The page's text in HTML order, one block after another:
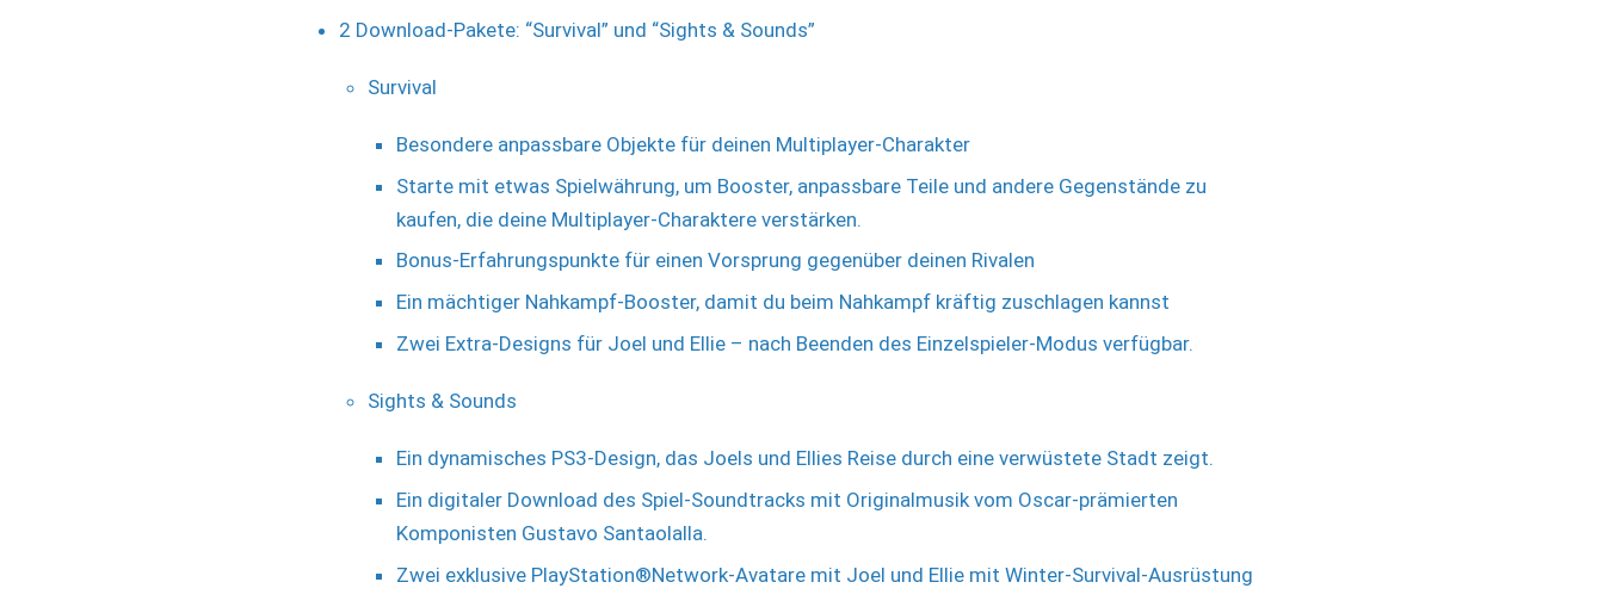
2 Download-Pakete: “Survival” und “Sights & Sounds”
Survival
Besondere anpassbare Objekte für deinen Multiplayer-Charakter
Starte mit etwas Spielwährung, um Booster, anpassbare Teile und andere Gegenstände zu
kaufen, die deine Multiplayer-Charaktere verstärken.
Bonus-Erfahrungspunkte für einen Vorsprung gegenüber deinen Rivalen
Ein mächtiger Nahkampf-Booster, damit du beim Nahkampf kräftig zuschlagen kannst
Zwei Extra-Designs für Joel und Ellie – nach Beenden des Einzelspieler-Modus verfügbar.
Sights & Sounds
Ein dynamisches PS3-Design, das Joels und Ellies Reise durch eine verwüstete Stadt zeigt.
Ein digitaler Download des Spiel-Soundtracks mit Originalmusik vom Oscar-prämierten
Komponisten Gustavo Santaolalla.
Zwei exklusive PlayStation®Network-Avatare mit Joel und Ellie mit Winter-Survival-Ausrüstung